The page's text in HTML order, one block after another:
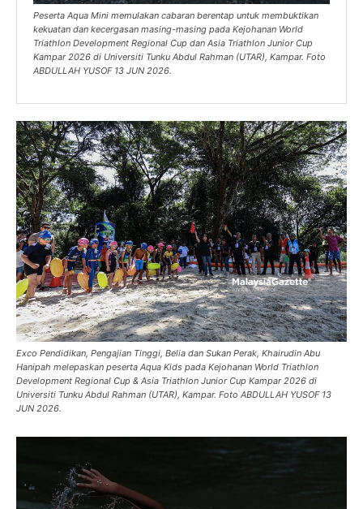
Peserta Aqua Mini memulakan cabaran berentap untuk membuktikan
kekuatan dan kecergasan masing-masing pada Kejohanan World
Triathlon Development Regional Cup dan Asia Triathlon Junior Cup
Kampar 2026 di Universiti Tunku Abdul Rahman (UTAR), Kampar. Foto
ABDULLAH YUSOF 13 JUN 2026.
Exco Pendidikan, Pengajian Tinggi, Belia dan Sukan Perak, Khairudin Abu
Hanipah melepaskan peserta Aqua Kids pada Kejohanan World Triathlon
Development Regional Cup & Asia Triathlon Junior Cup Kampar 2026 di
Universiti Tunku Abdul Rahman (UTAR), Kampar. Foto ABDULLAH YUSOF 13
JUN 2026.